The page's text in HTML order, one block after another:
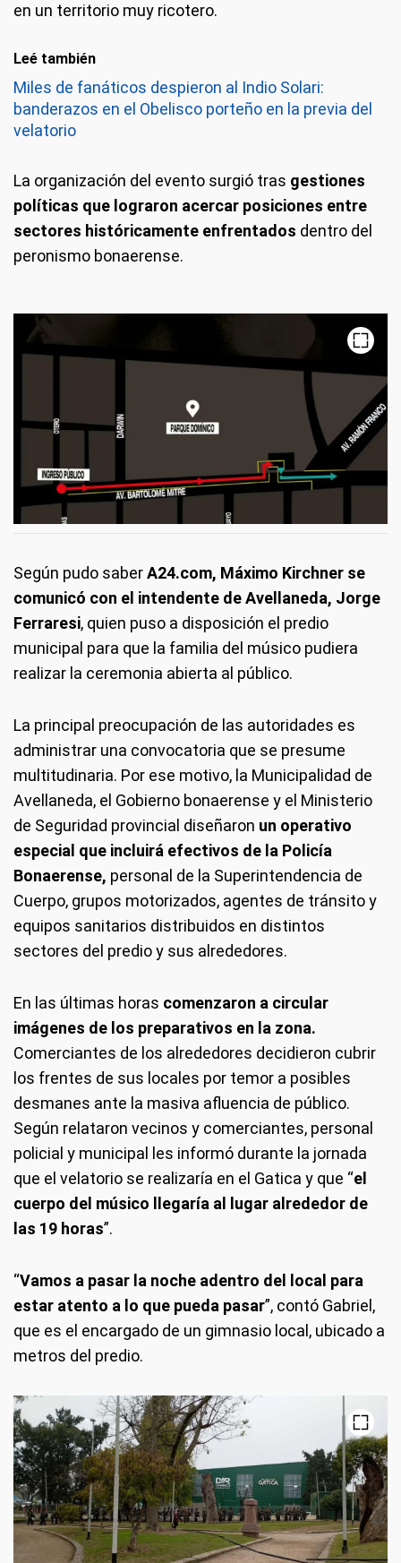
en un territorio muy ricotero.
Leé también
Miles de fanáticos despieron al Indio Solari:
banderazos en el Obelisco porteño en la previa del
velatorio
La organización del evento surgió tras gestiones
políticas que lograron acercar posiciones entre
sectores históricamente enfrentados dentro del
peronismo bonaerense.
Según pudo saberA24.com, Máximo Kirchner se
comunicó con el intendente de Avellaneda, Jorge
Ferraresi, quien puso a disposición el predio
municipal para que la familia del músico pudiera
realizar la ceremonia abierta al público.
La principal preocupación de las autoridades es
administrar una convocatoria que se presume
multitudinaria. Por ese motivo, la Municipalidad de
Avellaneda, el Gobierno bonaerense y el Ministerio
de Seguridad provincial diseñaron un operativo
especial que incluirá efectivos de la Policía
Bonaerense, personal de la Superintendencia de
Cuerpo, grupos motorizados, agentes de tránsito y
equipos sanitarios distribuidos en distintos
sectores del predio y sus alrededores.
En las últimas horas comenzaron a circular
imágenes de los preparativos en la zona.
Comerciantes de los alrededores decidieron cubrir
los frentes de sus locales por temor a posibles
desmanes ante la masiva afluencia de público.
Según relataron vecinos y comerciantes, personal
policial y municipal les informó durante la jornada
que el velatorio se realizaría en el Gatica y que “el
cuerpo del músico llegaría al lugar alrededor de
las 19 horas”.
“Vamos a pasar la noche adentro del local para
estar atento a lo que pueda pasar”, contó Gabriel,
que es el encargado de un gimnasio local, ubicado a
metros del predio.